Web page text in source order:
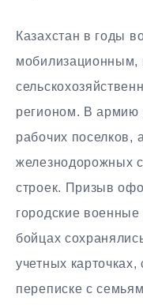
Казахстан в годы
регионом. В армию
рабочих поселков,
железнодорожных
строек. Призыв
городские
бойцах
учетных
переписке с